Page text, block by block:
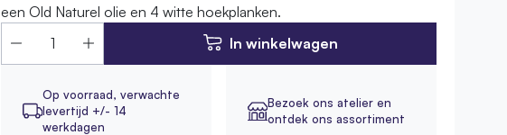
een Old Naturel olie en 4 witte hoekplanken.
In winkelwagen
Op voorraad, verwachte
levertijd +/- 14
werkdagen
Bezoek ons atelier en
ontdek ons assortiment